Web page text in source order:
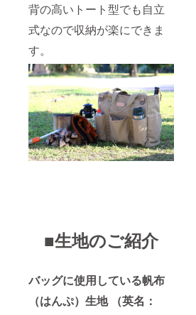
背の高いトート型でも自立
式なので収納が楽にできま
す。
■生地のご紹介
バッグに使用している帆布
（はんぷ）生地 （英名：